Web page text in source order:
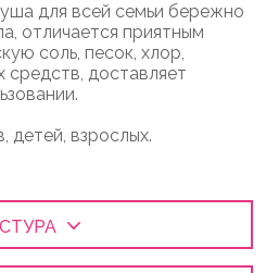
для всей семьи бережно
отличается приятным
соль, песок, хлор,
средств, доставляет
детей, взрослых.